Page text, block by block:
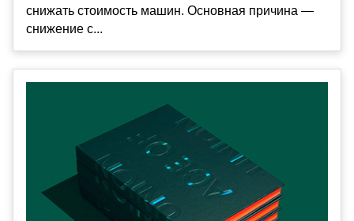
снижать стоимость машин. Основная причина —
снижение с...